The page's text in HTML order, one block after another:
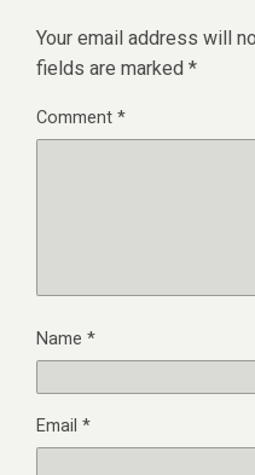
Your email address will
fields are marked *
Comment*
Name *
Email *